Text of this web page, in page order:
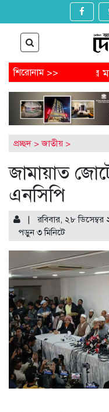
শিরোনাম >>
প্রযুক্তির মাধ্যমে
করবেন যেভাবে
অনাকাঙ্ক্ষিত পোস্ট
মামলায় জিয়াউল
প্রচ্ছদ >জাতীয় >
জামায়াত
এনসিপি
| রবিবার, ২৮
পড়ুন৩মিনিটে